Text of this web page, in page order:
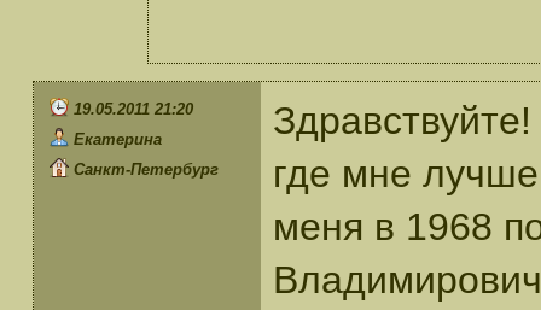
19.05.2011 21:20
Екатерина
Санкт-Петербург
где мне
меня в 1968